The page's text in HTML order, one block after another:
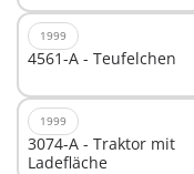
1999
4561-A - Teufelchen
1999
3074-A - Traktor mit
Ladefläche